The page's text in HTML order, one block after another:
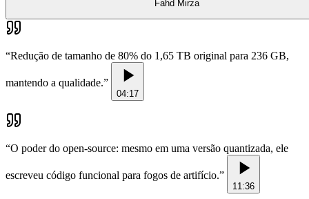
Fahd Mirza
“Redução de tamanho de 80% do 1,65 TB original para 236 GB,
mantendo a qualidade.”
04:17
“O poder do open-source: mesmo em uma versão quantizada, ele
escreveu código funcional para fogos de artifício.”
11:36